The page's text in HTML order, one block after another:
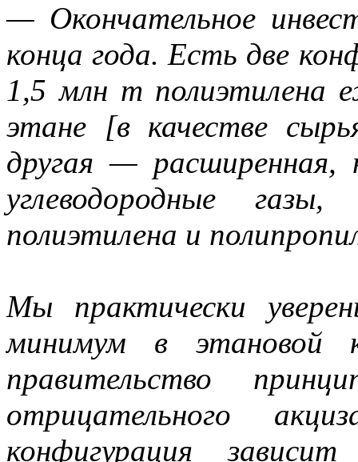
— Окончательное
конца года. Есть две
1,5 млн т полиэтилена
этане [в качестве
другая —
углеводородные
полиэтилена и
Мы практически
минимум в этановой
правительство
отрицательного
конфигурация